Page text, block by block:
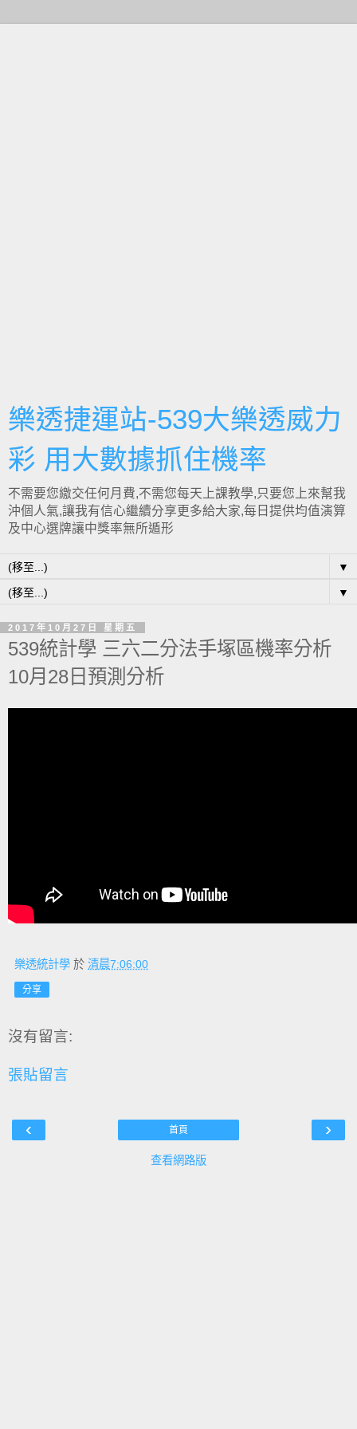
樂透捷運站-539大樂透威力
彩 用大數據抓住機率
不需要您繳交任何月費,不需您每天上課教學,只要您上來幫我
沖個人氣,讓我有信心繼續分享更多給大家,每日提供均值演算
及中心選牌讓中獎率無所遁形
▼
▼
2017年10月27日 星期五
539統計學 三六二分法手塚區機率分析
10月28日預測分析
樂透統計學 於 清晨7:06:00
分享
沒有留言:
張貼留言
‹ ›
首頁
查看網路版